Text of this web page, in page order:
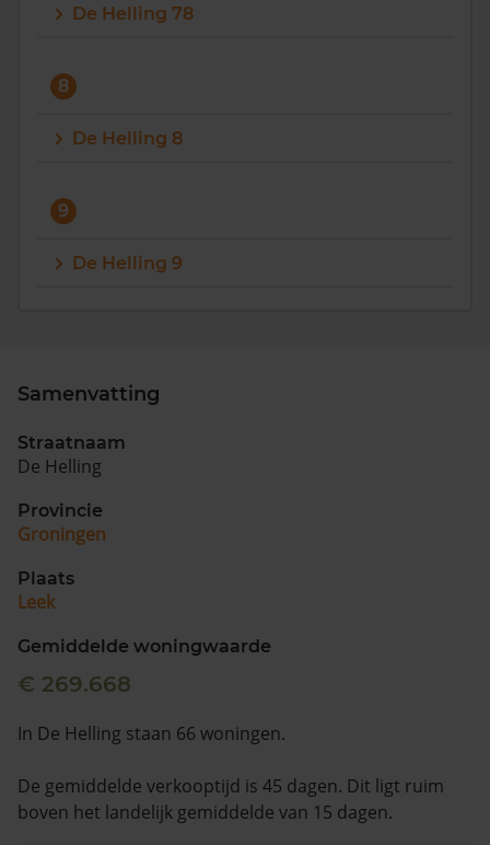
De Helling 78
8
De Helling 8
9
De Helling 9
Samenvatting
Straatnaam
De Helling
Provincie
Groningen
Plaats
Leek
Gemiddelde woningwaarde
€ 269.668
In De Helling staan 66 woningen.
De gemiddelde verkooptijd is 45 dagen. Dit ligt ruim
boven het landelijk gemiddelde van 15 dagen.